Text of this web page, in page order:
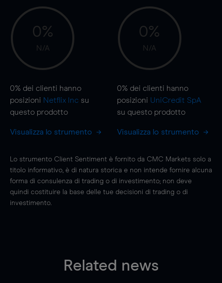
0%
N/A
0% dei clienti hanno
posizioni Netflix Inc su
questo prodotto
Visualizza lo strumento
0%
N/A
0% dei clienti hanno
posizioni UniCredit SpA
su questo prodotto
Visualizza lo strumento
Lo strumento Client Sentiment è fornito da CMC Markets solo a
titolo informativo, è di natura storica e non intende fornire alcuna
forma di consulenza di trading o di investimento; non deve
quindi costituire la base delle tue decisioni di trading o di
investimento.
Related news